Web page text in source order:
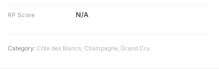
RP Score N/A
Category: Côte des Blancs, Champagne, Grand Cru